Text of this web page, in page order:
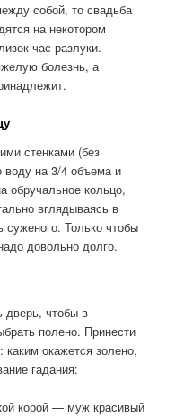
собой, то свадьба
на некотором
час разлуки.
болезнь, а
стенками (без
воду на 3/4 объема и
обручальное кольцо,
вглядываясь в
Только чтобы
довольно долго.
дверь, чтобы в
полено. Принести
окажется золено,
гадания:
корой — муж красивый